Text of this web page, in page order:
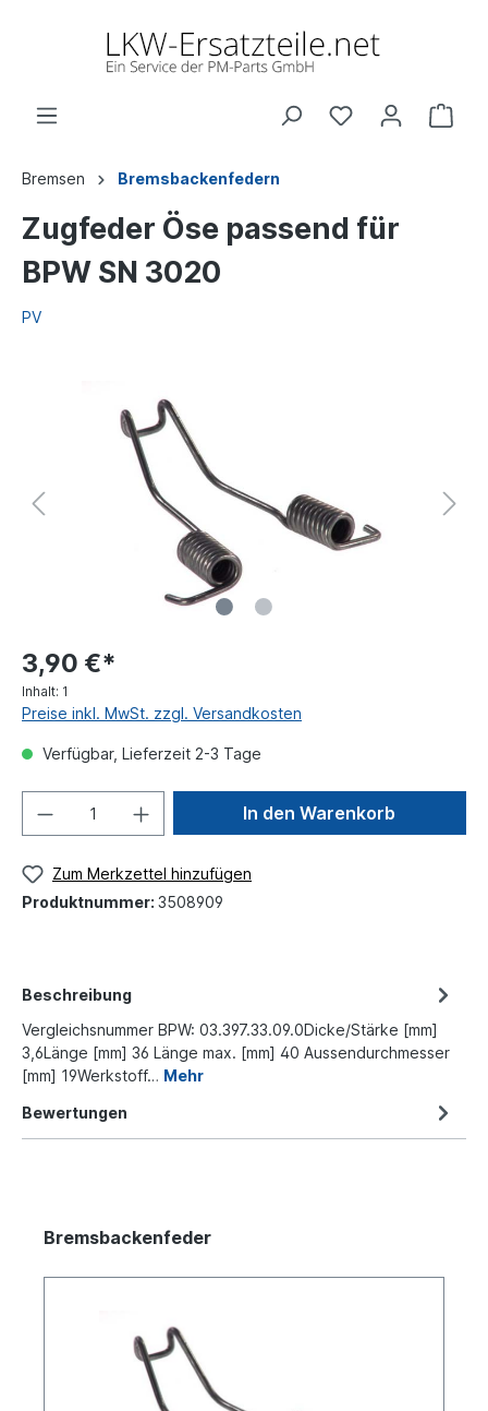
Bremsen Bremsbackenfedern
Zugfeder Öse passend für
BPW SN 3020
PV
3,90 €*
Inhalt: 1
Preise inkl. MwSt. zzgl. Versandkosten
Verfügbar, Lieferzeit 2-3 Tage
In den Warenkorb
Zum Merkzettel hinzufügen
Produktnummer: 3508909
Beschreibung
Vergleichsnummer BPW: 03.397.33.09.0Dicke/Stärke [mm]
3,6Länge [mm] 36 Länge max. [mm] 40 Aussendurchmesser
[mm] 19Werkstoff… Mehr
Bewertungen
Bremsbackenfeder